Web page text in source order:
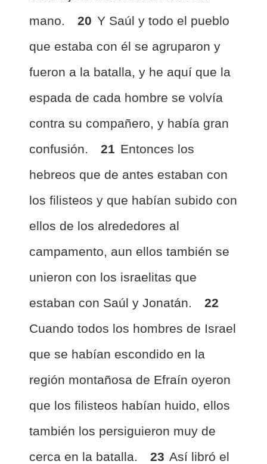
mano.
20 Y Saúl y todo el pueblo
que estaba con él se agruparon y
fueron a la batalla, y he aquí que la
espada de cada hombre se volvía
contra su compañero, y había gran
confusión.
21 Entonces los
hebreos que de antes estaban con
los filisteos y que habían subido con
ellos de los alrededores al
campamento, aun ellos también se
unieron con los israelitas que
estaban con Saúl y Jonatán.
22
Cuando todos los hombres de Israel
que se habían escondido en la
región montañosa de Efraín oyeron
que los filisteos habían huido, ellos
también los persiguieron muy de
cerca en la batalla.
23 Así libró el